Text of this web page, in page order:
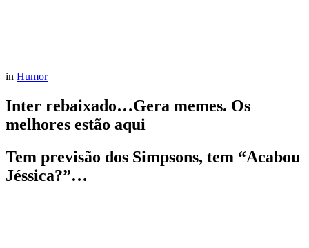
in Humor
Inter rebaixado…Gera memes. Os
melhores estão aqui
Tem previsão dos Simpsons, tem “Acabou
Jéssica?”…